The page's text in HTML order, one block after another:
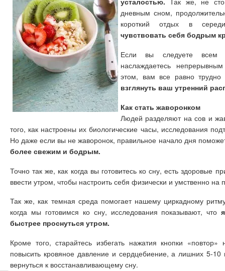
дневным сном,
короткий отдых в
чувствовать себя бодрым
Если вы следуете всем
наслаждаетесь
этом, вам все равно
взглянуть ваш утренний
Как стать жаворонком
Людей разделяют на сов и
того, как настроены их биологические часы, исследования
Но даже если вы не жаворонок, правильное начало дня
более свежим и бодрым.
Точно так же, как когда вы готовитесь ко сну, есть здоровые
ввести утром, чтобы настроить себя физически и умственно на
Так же, как темная среда помогает нашему циркадному
когда мы готовимся ко сну, исследования показывают, что
быстрее проснуться утром.
Кроме того, старайтесь избегать нажатия кнопки
повысить кровяное давление и сердцебиение, а лишних 5-10
вернуться к восстанавливающему сну.